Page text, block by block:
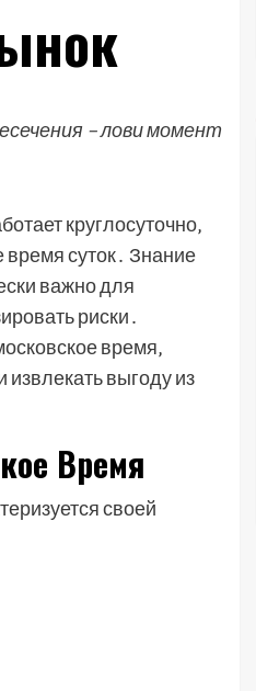
– лови момент
круглосуточно‚
время суток․ Знание
важно для
риски․
время‚
выгоду из
Время
своей